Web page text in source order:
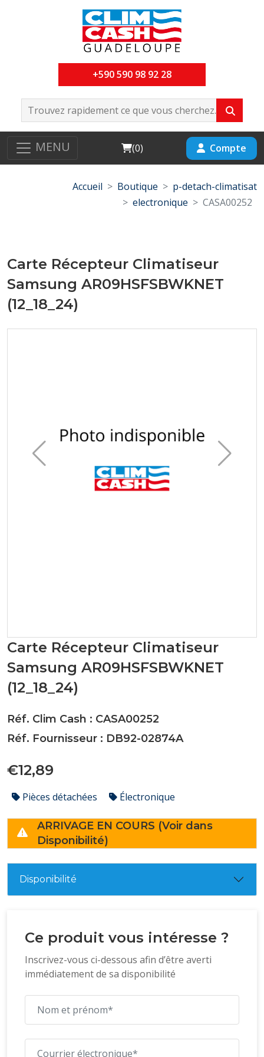
+590 590 98 92 28
MENU Cart
(0) Compte
Accueil Boutique
p-detach-climatisat
electronique
CASA00252
Carte Récepteur Climatiseur
Samsung AR09HSFSBWKNET
(12_18_24)
Carte Récepteur Climatiseur
Samsung AR09HSFSBWKNET
(12_18_24)
Réf. Clim Cash : CASA00252
Réf. Fournisseur : DB92-02874A
€12,89
Pièces détachées Électronique
ARRIVAGE EN COURS (Voir dans
Disponibilité)
Disponibilité
Ce produit vous intéresse ?
Inscrivez-vous ci-dessous afin d’être averti
immédiatement de sa disponibilité